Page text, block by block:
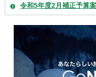
令和5年度2月補正予算